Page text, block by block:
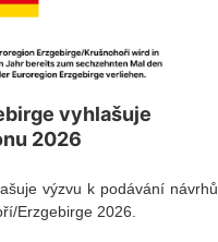
vyhlašuje
2026
výzvu k podávání návrhů
Erzgebirge 2026.